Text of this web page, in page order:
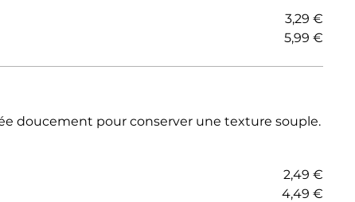
3,29 €
5,99 €
doucement pour conserver une texture souple.
2,49 €
4,49 €